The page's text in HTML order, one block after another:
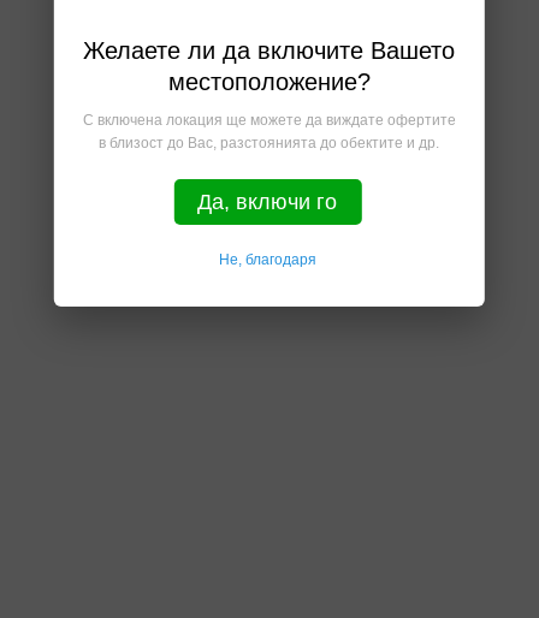
Желаете ли да включите Вашето
местоположение?
С включена локация ще можете да виждате офертите
в близост до Вас, разстоянията до обектите и др.
Да, включи го
Не, благодаря